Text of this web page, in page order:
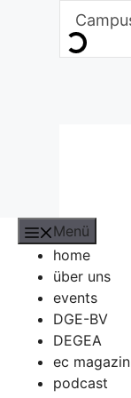
Menü
home
über uns
events
DGE-BV
DEGEA
ec magazin
podcast